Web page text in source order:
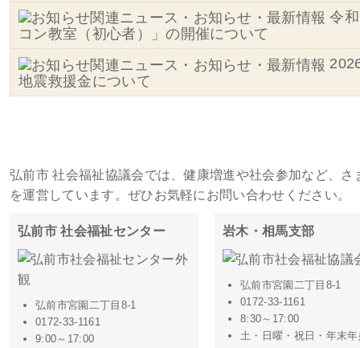
令
コン教室（初心者）」の開催について
地震救援金について
弘前市 社会福祉協議会では、健康増進や社会参加など、
を運営しています。ぜひお気軽にお問い合わせください。
弘前市 社会福祉センター
弘前市宮園二丁目8-1
0172-33-1161
9:00～17:00
岩木・相馬支部
弘前市宮園二丁目8-1
0172-33-1161
8:30～17:00
土・日曜・祝日・年末